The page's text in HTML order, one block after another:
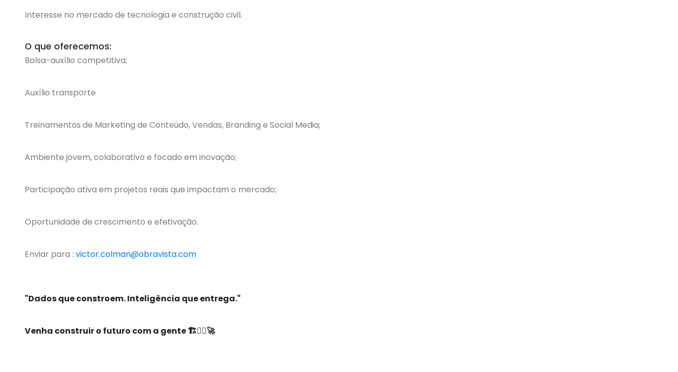
Interesse no mercado de tecnologia e construção civil.
O que oferecemos:
Bolsa-auxílio competitiva;
Auxílio transporte
Treinamentos de Marketing de Conteúdo, Vendas, Branding e Social Media;
Ambiente jovem, colaborativo e focado em inovação;
Participação ativa em projetos reais que impactam o mercado;
Oportunidade de crescimento e efetivação.
Enviar para : victor.colman@obravista.com
"Dados que constroem. Inteligência que entrega."
Venha construir o futuro com a gente 🏗️👷‍♀️🚀